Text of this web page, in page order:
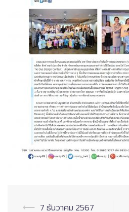
Post
⟵ 7 ธันวาคม 2567